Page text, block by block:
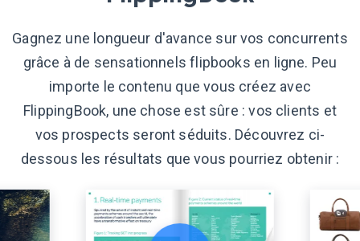
Gagnez une longueur d'avance sur vos concurrents
grâce à de sensationnels flipbooks en ligne. Peu
importe le contenu que vous créez avec
FlippingBook, une chose est sûre : vos clients et
vos prospects seront séduits. Découvrez ci-
dessous les résultats que vous pourriez obtenir :